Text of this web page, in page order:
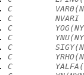
C
C         NVARI
C
C
C
C
C